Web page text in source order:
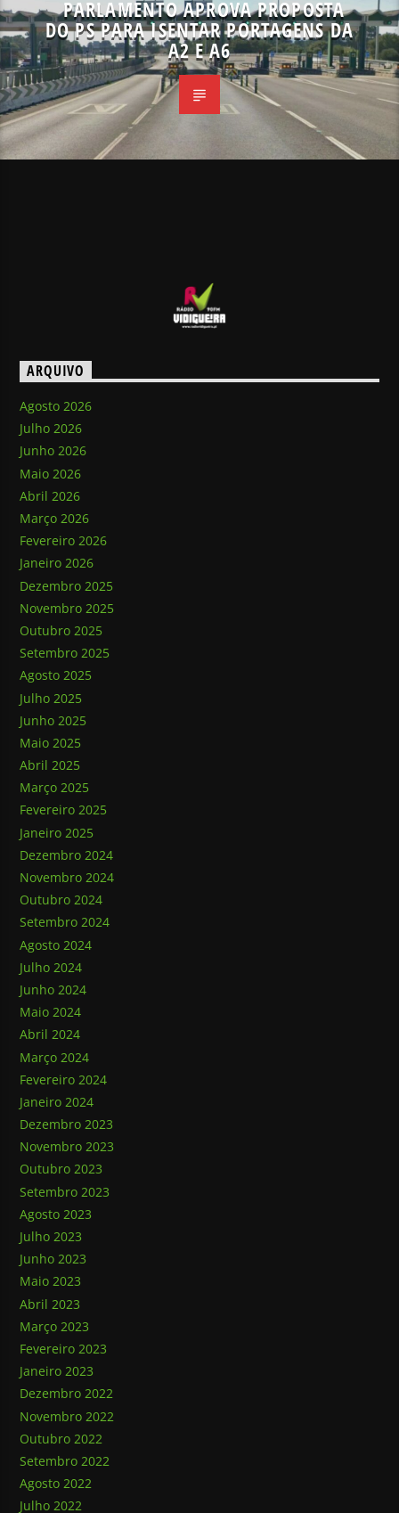
PARLAMENTO APROVA PROPOSTA
DO PS PARA ISENTAR PORTAGENS DA
A2 E A6
ARQUIVO
Agosto 2026
Julho 2026
Junho 2026
Maio 2026
Abril 2026
Março 2026
Fevereiro 2026
Janeiro 2026
Dezembro 2025
Novembro 2025
Outubro 2025
Setembro 2025
Agosto 2025
Julho 2025
Junho 2025
Maio 2025
Abril 2025
Março 2025
Fevereiro 2025
Janeiro 2025
Dezembro 2024
Novembro 2024
Outubro 2024
Setembro 2024
Agosto 2024
Julho 2024
Junho 2024
Maio 2024
Abril 2024
Março 2024
Fevereiro 2024
Janeiro 2024
Dezembro 2023
Novembro 2023
Outubro 2023
Setembro 2023
Agosto 2023
Julho 2023
Junho 2023
Maio 2023
Abril 2023
Março 2023
Fevereiro 2023
Janeiro 2023
Dezembro 2022
Novembro 2022
Outubro 2022
Setembro 2022
Agosto 2022
Julho 2022